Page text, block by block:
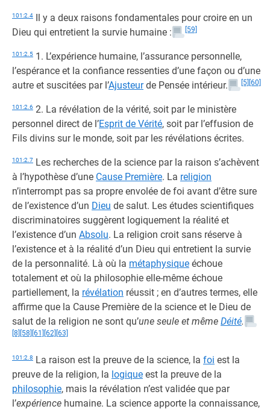
101:2.4 Il y a deux raisons fondamentales pour croire en un
Dieu qui entretient la survie humaine :
[59]
101:2.5 1. L’expérience humaine, l’assurance personnelle,
l’espérance et la confiance ressenties d’une façon ou d’une
autre et suscitées par l’Ajusteurde Pensée intérieur. [5] [60]
101:2.6 2. La révélation de la vérité, soit par le ministère
personnel direct de l’Esprit de Vérité, soit par l’effusion de
Fils divins sur le monde, soit par les révélations écrites.
101:2.7 Les recherches de la science par la raison s’achèvent
à l’hypothèse d’une Cause Première. La religion
n’interrompt pas sa propre envolée de foi avant d’être sure
de l’existence d’un Dieu de salut. Les études scientifiques
discriminatoires suggèrent logiquement la réalité et
l’existence d’un Absolu. La religion croit sans réserve à
l’existence et à la réalité d’un Dieu qui entretient la survie
de la personnalité. Là où la métaphysique échoue
totalement et où la philosophie elle-même échoue
partiellement, la révélation réussit ; en d’autres termes, elle
affirme que la Cause Première de la science et le Dieu de
salut de la religion ne sont qu’une seule et même Déité.
[8] [58] [61] [62] [63]
101:2.8 La raison est la preuve de la science, la foi est la
preuve de la religion, la logique est la preuve de la
philosophie, mais la révélation n’est validée que par
l’expérience humaine. La science apporte la connaissance,